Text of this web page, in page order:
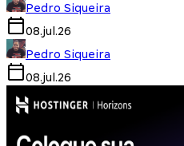
Pedro Siqueira
08.jul.26
Pedro Siqueira
08.jul.26